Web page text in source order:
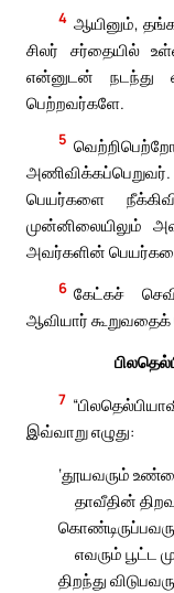
4 ஆயினும்,
சிலர் சர்தையில்
என்னுடன் நடந்து
பெற்றவர்களே.
5
பெயர்களை
முன்னிலையிலும்
அவர்களின்
6 கேட்கச்
ஆவியார் கூறுவதைக்
7
இவ்வாறு எழுது:
‘தூயவரும்
தாவீதின்
எவரும் பூட்ட
திறந்து